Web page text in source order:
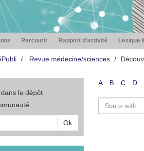
Parcourir Rapport d'activité Lexique
Revue médecine/sciences
le dépôt
Ok
A B C D